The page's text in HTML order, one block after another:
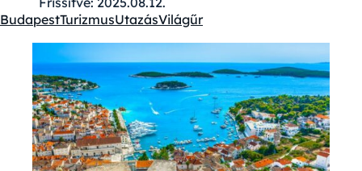
Kategóriák:
BudapestTurizmusUtazásVilágűr